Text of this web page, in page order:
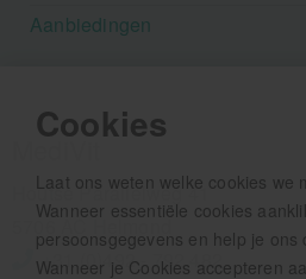
Cookies
Laat ons weten welke cookies we
Wanneer essentiële cookies
persoonsgegevens en help je ons
Wanneer je Cookies accepteren
Aanbiedingen
MediVit
Houtse Parallelweg 41
5706 AC Helmond
+31 (0)492 - 792 482